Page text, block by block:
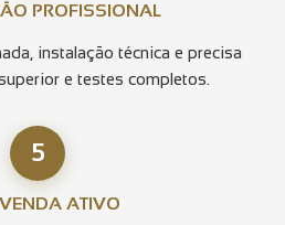
PROFISSIONAL
instalação técnica e precisa
e testes completos.
5
ATIVO